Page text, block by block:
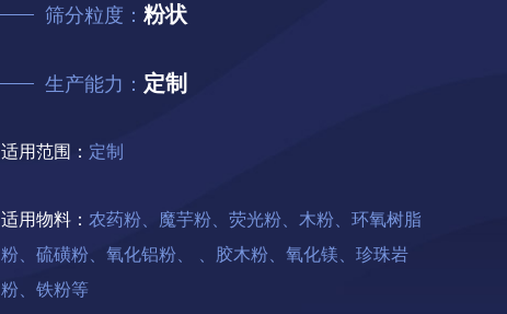
筛分粒度： 粉状
生产能力： 定制
适用范围： 定制
适用物料： 农药粉、魔芋粉、荧光粉、木粉、环氧树脂
粉、硫磺粉、氧化铝粉、 、胶木粉、氧化镁、珍珠岩
粉、铁粉等